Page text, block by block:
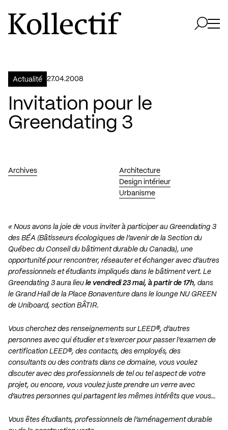
Aller à la page d'accueil
Logo Kollectif
Actualité 27.04.2008
Invitation pour le
Greendating 3
Archives
Architecture
Design intérieur
Urbanisme
« Nous avons la joie de vous inviter à participer au Greendating 3
des BÉA (Bâtisseurs écologiques de l’avenir de la Section du
Québec du Conseil du bâtiment durable du Canada), une
opportunité pour rencontrer, réseauter et échanger avec d’autres
professionnels et étudiants impliqués dans le bâtiment vert. Le
Greendating 3 aura lieu le vendredi 23 mai, à partir de 17h, dans
le Grand Hall de la Place Bonaventure dans le lounge NU GREEN
de Uniboard, section BÂTIR.
Vous cherchez des renseignements sur LEED®, d’autres
personnes avec qui étudier et s’exercer pour passer l’examen de
certification LEED®, des contacts, des employés, des
consultants ou des contrats dans ce domaine, vous voulez
discuter avec des professionnels de tel ou tel aspect de votre
projet, ou encore, vous voulez juste prendre un verre avec
d’autres personnes qui partagent les mêmes intérêts que vous…
Vous êtes étudiants, professionnels de l’aménagement durable